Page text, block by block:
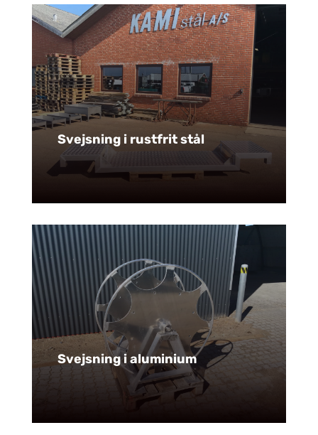
Svejsning i rustfrit stål
Svejsning i aluminium